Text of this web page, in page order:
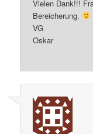
Vielen Dank!!!
Bereicherung.
VG
Oskar